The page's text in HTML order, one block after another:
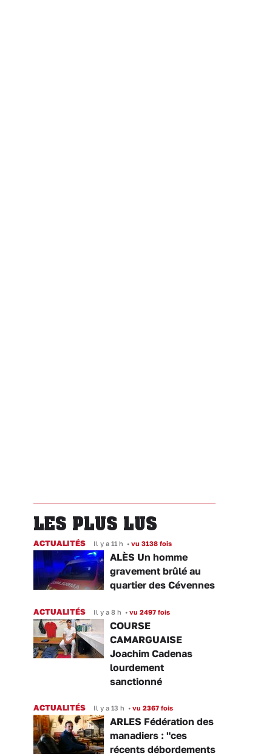
LES PLUS LUS
ACTUALITÉS Il y a 11 h • vu 3138 fois
ALÈS Un homme
gravement brûlé au
quartier des Cévennes
ACTUALITÉS Il y a 8 h • vu 2497 fois
COURSE
CAMARGUAISE
Joachim Cadenas
lourdement
sanctionné
ACTUALITÉS Il y a 13 h • vu 2367 fois
ARLES Fédération des
manadiers : "ces
récents débordements